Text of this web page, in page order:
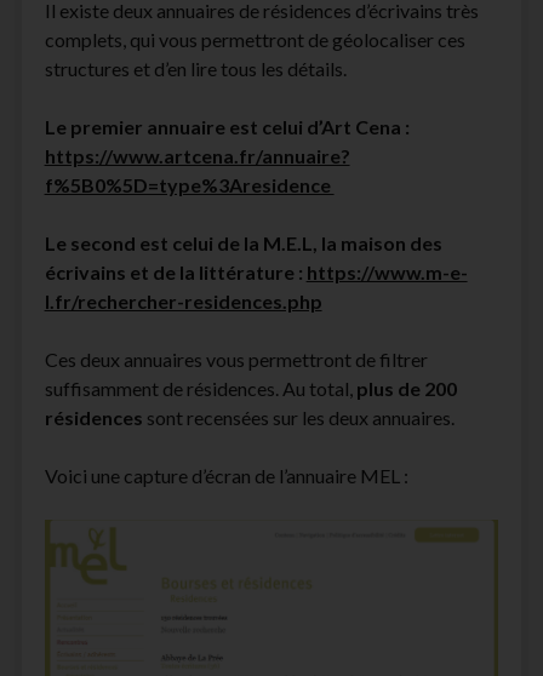
Il existe deux annuaires de résidences d’écrivains très
complets, qui vous permettront de géolocaliser ces
structures et d’en lire tous les détails.
Le premier annuaire est celui d’Art Cena :
https://www.artcena.fr/annuaire?
f%5B0%5D=type%3Aresidence
Le second est celui de la M.E.L, la maison des
écrivains et de la littérature : https://www.m-e-
l.fr/rechercher-residences.php
Ces deux annuaires vous permettront de filtrer
suffisamment de résidences. Au total, plus de 200
résidences sont recensées sur les deux annuaires.
Voici une capture d’écran de l’annuaire MEL :